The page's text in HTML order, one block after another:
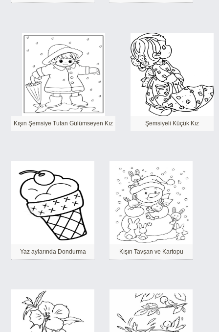
Kışın Şemsiye Tutan Gülümseyen Kız Şemsiyeli Küçük Kız
Yaz aylarında Dondurma Kışın Tavşan ve Kartopu